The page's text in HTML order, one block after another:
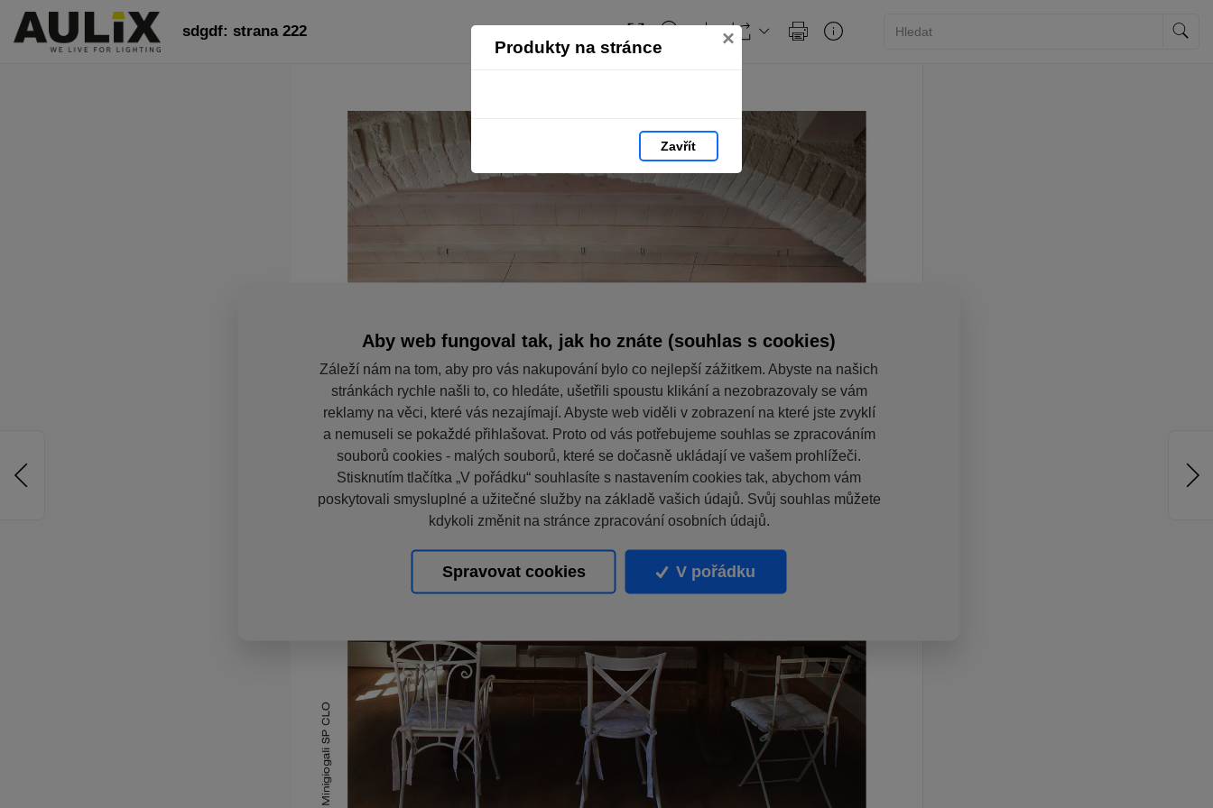
Produkty na stránce ×
Zavřít
sdgdf: strana 222
Aby web fungoval tak, jak ho znáte (souhlas s cookies)
Záleží nám na tom, aby pro vás nakupování bylo co nejlepší zážitkem. Abyste na našich
stránkách rychle našli to, co hledáte, ušetřili spoustu klikání a nezobrazovaly se vám
reklamy na věci, které vás nezajímají. Abyste web viděli v zobrazení na které jste zvyklí
a nemuseli se pokaždé přihlašovat. Proto od vás potřebujeme souhlas se zpracováním
souborů cookies - malých souborů, které se dočasně ukládají ve vašem prohlížeči.
Stisknutím tlačítka „V pořádku“ souhlasíte s nastavením cookies tak, abychom vám
poskytovali smysluplné a užitečné služby na základě vašich údajů. Svůj souhlas můžete
kdykoli změnit na stránce zpracování osobních údajů.
Spravovat cookies V pořádku